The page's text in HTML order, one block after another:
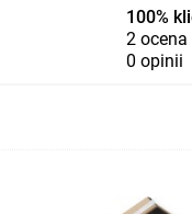
100%
2 ocena
0 opinii